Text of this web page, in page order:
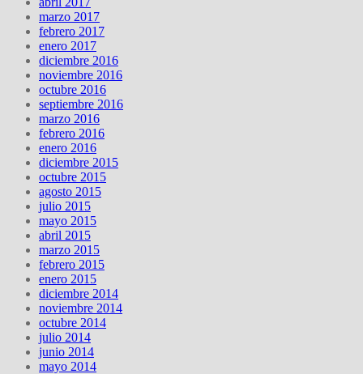
marzo 2017
febrero 2017
enero 2017
diciembre 2016
noviembre 2016
octubre 2016
septiembre 2016
marzo 2016
febrero 2016
enero 2016
diciembre 2015
octubre 2015
agosto 2015
julio 2015
mayo 2015
abril 2015
marzo 2015
febrero 2015
enero 2015
diciembre 2014
noviembre 2014
octubre 2014
julio 2014
junio 2014
mayo 2014